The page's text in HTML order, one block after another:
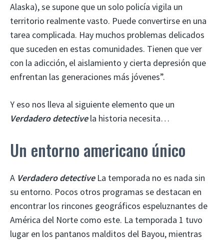
Alaska), se supone que un solo policía vigila un
territorio realmente vasto. Puede convertirse en una
tarea complicada. Hay muchos problemas delicados
que suceden en estas comunidades. Tienen que ver
con la adicción, el aislamiento y cierta depresión que
enfrentan las generaciones más jóvenes”.
Y eso nos lleva al siguiente elemento que un
Verdadero detectivela historia necesita…
Un entorno americano único
A Verdadero detectiveLa temporada no es nada sin
su entorno. Pocos otros programas se destacan en
encontrar los rincones geográficos espeluznantes de
América del Norte como este. La temporada 1 tuvo
lugar en los pantanos malditos del Bayou, mientras